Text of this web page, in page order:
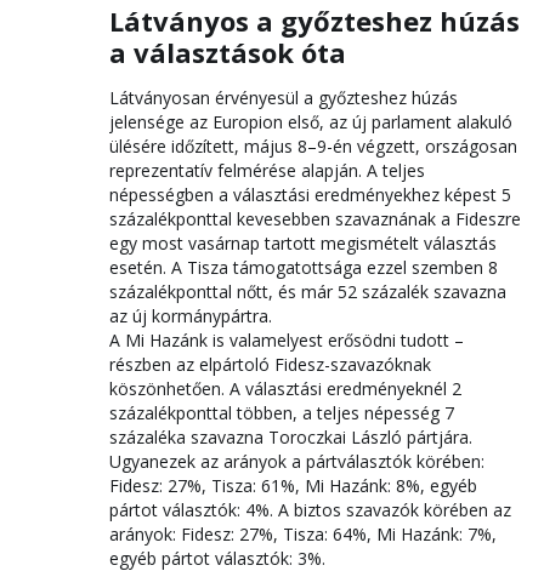
Látványos a győzteshez húzás
a választások óta
Látványosan érvényesül a győzteshez húzás
jelensége az Europion első, az új parlament alakuló
ülésére időzített, május 8–9-én végzett, országosan
reprezentatív felmérése alapján. A teljes
népességben a választási eredményekhez képest 5
százalékponttal kevesebben szavaznának a Fideszre
egy most vasárnap tartott megismételt választás
esetén. A Tisza támogatottsága ezzel szemben 8
százalékponttal nőtt, és már 52 százalék szavazna
az új kormánypártra.
A Mi Hazánk is valamelyest erősödni tudott –
részben az elpártoló Fidesz-szavazóknak
köszönhetően. A választási eredményeknél 2
százalékponttal többen, a teljes népesség 7
százaléka szavazna Toroczkai László pártjára.
Ugyanezek az arányok a pártválasztók körében:
Fidesz: 27%, Tisza: 61%, Mi Hazánk: 8%, egyéb
pártot választók: 4%. A biztos szavazók körében az
arányok: Fidesz: 27%, Tisza: 64%, Mi Hazánk: 7%,
egyéb pártot választók: 3%.